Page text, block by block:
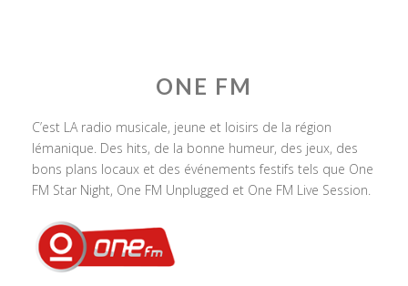
ONE FM
C’est LA radio musicale, jeune et loisirs de la région
lémanique. Des hits, de la bonne humeur, des jeux, des
bons plans locaux et des événements festifs tels que One
FM Star Night, One FM Unplugged et One FM Live Session.